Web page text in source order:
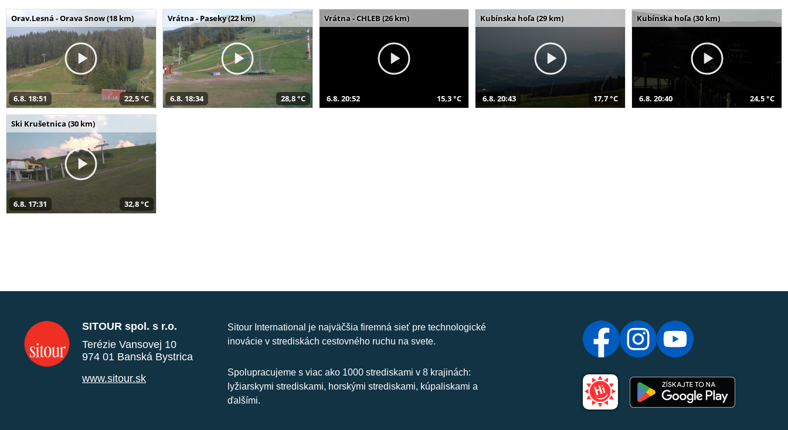
Orav.Lesná - Orava Snow (18 km)
6.8. 18:51 22,5 °C
Vrátna - Paseky (22 km)
6.8. 18:34 28,8 °C
Vrátna - CHLEB (26 km)
6.8. 20:52 15,3 °C
Kubínska hoľa (29 km)
6.8. 20:43 17,7 °C
Kubínska hoľa (30 km)
6.8. 20:40 24,5 °C
Ski Krušetnica (30 km)
6.8. 17:31 32,8 °C
SITOUR spol. s r.o.
Terézie Vansovej 10
974 01 Banská Bystrica
www.sitour.sk
Sitour International je najväčšia firemná sieť pre technologické
inovácie v strediskách cestovného ruchu na svete.
Spolupracujeme s viac ako 1000 strediskami v 8 krajinách:
lyžiarskymi strediskami, horskými strediskami, kúpaliskami a
ďalšími.